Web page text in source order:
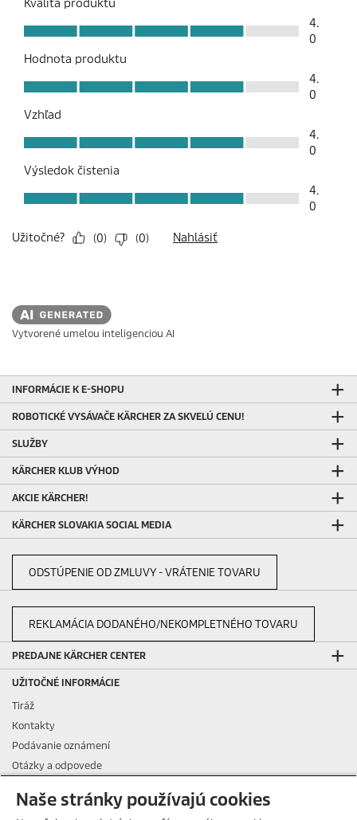
Vytvorené umelou inteligenciou AI
INFORMÁCIE K E-SHOPU
ROBOTICKÉ VYSÁVAČE KÄRCHER ZA SKVELÚ CENU!
SLUŽBY
KÄRCHER KLUB VÝHOD
AKCIE KÄRCHER!
KÄRCHER SLOVAKIA SOCIAL MEDIA
ODSTÚPENIE OD ZMLUVY - VRÁTENIE TOVARU
REKLAMÁCIA DODANÉHO/NEKOMPLETNÉHO TOVARU
PREDAJNE KÄRCHER CENTER
UŽITOČNÉ INFORMÁCIE
Tiráž
Kontakty
Podávanie oznámení
Otázky a odpovede
Všeobecné podmienky dlhodobého nájmu
Naše stránky používajú cookies